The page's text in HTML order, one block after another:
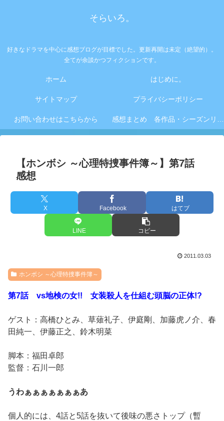
そらいろ。
好きなドラマを中心に感想ブログが目標でした。更新再開は未定（絶望的）。
全てが余談かつフィクションです。
ホーム はじめに。
サイトマップ プライバシーポリシー
お問い合わせはこちらから 感想まとめ 各作品・シーズンリンク集
【ホンボシ ～心理特捜事件簿～】第7話
感想
X Facebook はてブ
LINE コピー
2011.03.03
ホンボシ ～心理特捜事件簿～
第7話 vs地検の女!! 女装殺人を仕組む頭脳の正体!?
ゲスト：高橋ひとみ、草薙礼子、伊庭剛、加藤虎ノ介、春
田純一、伊藤正之、鈴木明菜
脚本：福田卓郎
監督：石川一郎
うわぁぁぁぁぁぁぁあ
個人的には、4話と5話を抜いて後味の悪さトップ（暫